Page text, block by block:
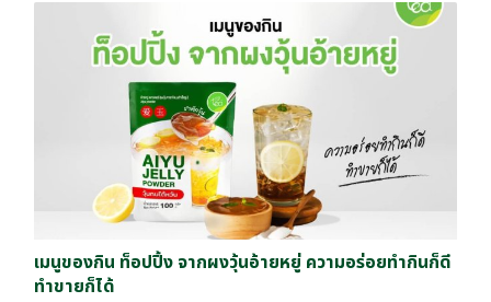
เมนูของกิน ท็อปปิ้ง จากผงวุ้นอ้ายหยู่ ความอร่อยทำกินก็ดี
ทำขายก็ได้